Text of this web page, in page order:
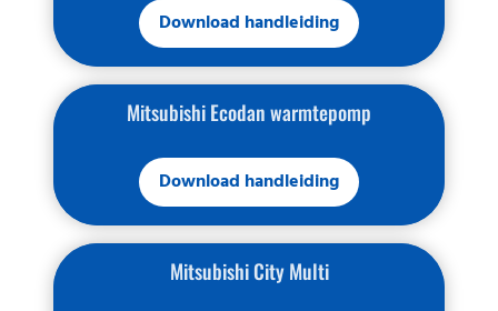
Download handleiding
Mitsubishi Ecodan warmtepomp
Download handleiding
Mitsubishi City Multi